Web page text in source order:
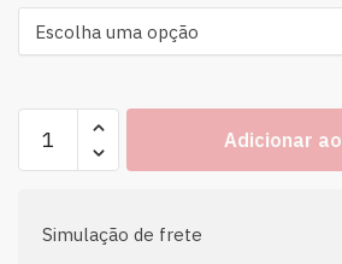
Adicionar
Simulação de frete